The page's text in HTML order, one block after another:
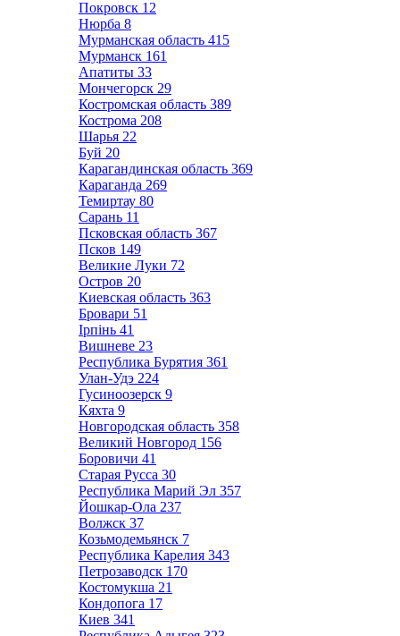
Покровск 12
Нюрба 8
Мурманская область 415
Мурманск 161
Апатиты 33
Мончегорск 29
Костромская область 389
Кострома 208
Шарья 22
Буй 20
Карагандинская область 369
Караганда 269
Темиртау 80
Сарань 11
Псковская область 367
Псков 149
Великие Луки 72
Остров 20
Киевская область 363
Бровари 51
Ірпінь 41
Вишневе 23
Республика Бурятия 361
Улан-Удэ 224
Гусиноозерск 9
Кяхта 9
Новгородская область 358
Великий Новгород 156
Боровичи 41
Старая Русса 30
Республика Марий Эл 357
Йошкар-Ола 237
Волжск 37
Козьмодемьянск 7
Республика Карелия 343
Петрозаводск 170
Костомукша 21
Кондопога 17
Киев 341